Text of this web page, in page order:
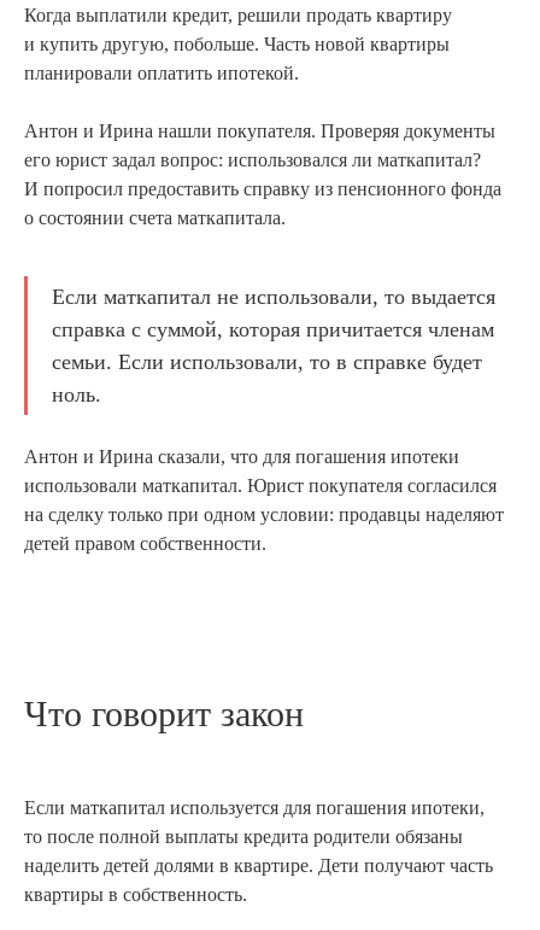
Когда выплатили кредит, решили продать квартиру
и купить другую, побольше. Часть новой квартиры
планировали оплатить ипотекой.
Антон и Ирина нашли покупателя. Проверяя документы
его юрист задал вопрос: использовался ли маткапитал?
И попросил предоставить справку из пенсионного фонда
о состоянии счета маткапитала.
Если маткапитал не использовали, то выдается
справка с суммой, которая причитается членам
семьи. Если использовали, то в справке будет
ноль.
Антон и Ирина сказали, что для погашения ипотеки
использовали маткапитал. Юрист покупателя согласился
на сделку только при одном условии: продавцы наделяют
детей правом собственности.
Что говорит закон
Если маткапитал используется для погашения ипотеки,
то после полной выплаты кредита родители обязаны
наделить детей долями в квартире. Дети получают часть
квартиры в собственность.